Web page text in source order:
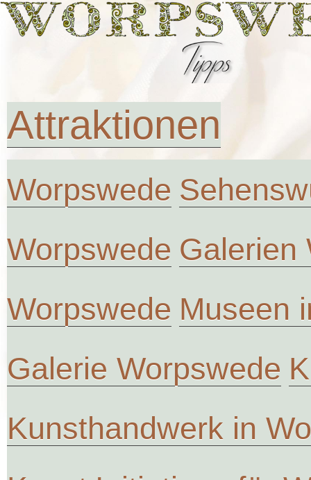
Attraktionen
Worpswede
Worpswede Galerien
Worpswede Museen
Galerie Worpswede
Kunsthandwerk in